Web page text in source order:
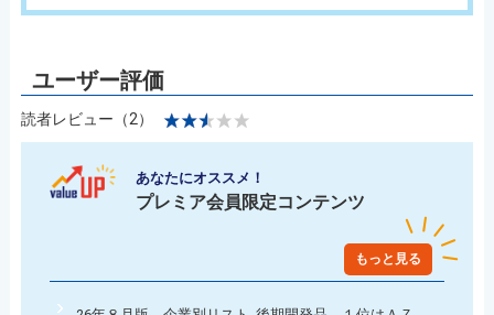
読者レビュー（2）
あなたにオススメ！
プレミア会員限定コンテンツ
もっと見る